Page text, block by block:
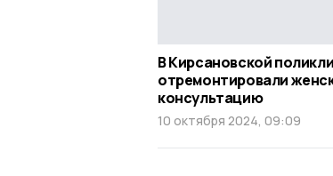
В Кирсановской
отремонтировали
консультацию
10 октября 2024, 09:09